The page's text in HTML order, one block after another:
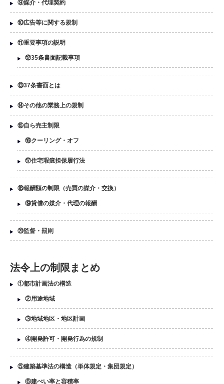
⑨媒介・代理契約
⑩広告等に関する規制
⑪重要事項の説明
⑫35条書面記載事項
⑬37条書面とは
⑭その他の業務上の規制
⑮自ら売主制限
⑯クーリング・オフ
⑰住宅瑕疵担保履行法
⑱報酬額の制限（売買の媒介・交換）
⑲貸借の媒介・代理の報酬
⑳監督・罰則
法令上の制限まとめ
①都市計画法の構造
②用途地域
③地域地区・地区計画
④開発許可・開発行為の規制
⑤建築基準法の構造（単体規定・集団規定）
⑥建ぺい率と容積率